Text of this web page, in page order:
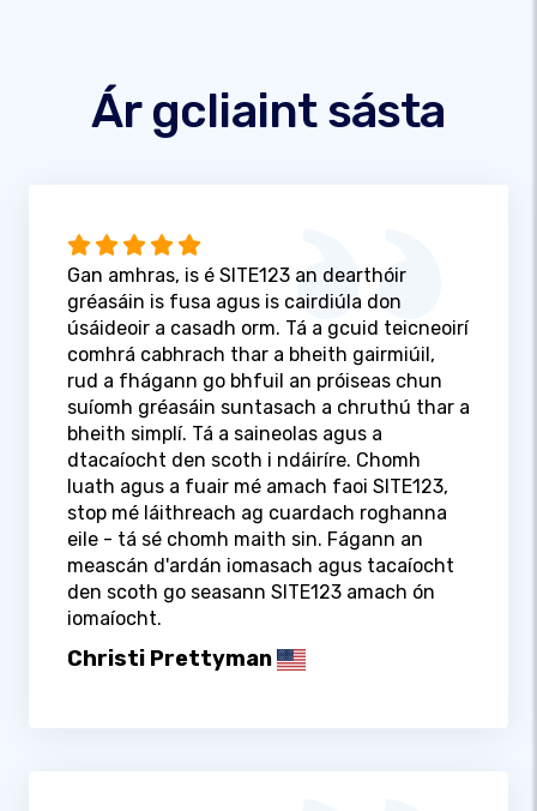
Ár gcliaint sásta
Gan amhras, is é SITE123 an dearthóir
gréasáin is fusa agus is cairdiúla don
úsáideoir a casadh orm. Tá a gcuid teicneoirí
comhrá cabhrach thar a bheith gairmiúil,
rud a fhágann go bhfuil an próiseas chun
suíomh gréasáin suntasach a chruthú thar a
bheith simplí. Tá a saineolas agus a
dtacaíocht den scoth i ndáiríre. Chomh
luath agus a fuair mé amach faoi SITE123,
stop mé láithreach ag cuardach roghanna
eile - tá sé chomh maith sin. Fágann an
meascán d'ardán iomasach agus tacaíocht
den scoth go seasann SITE123 amach ón
iomaíocht.
Christi Prettyman